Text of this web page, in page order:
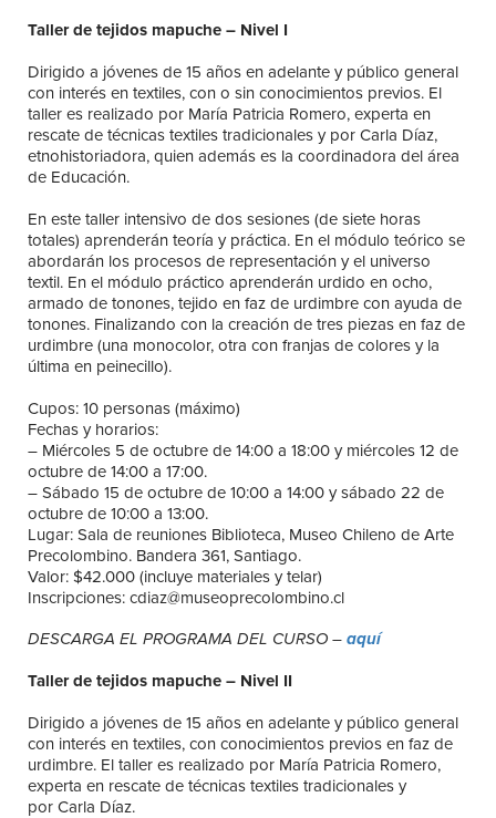
Taller de tejidos mapuche – Nivel I
Dirigido a jóvenes de 15 años en adelante y público general
con interés en textiles, con o sin conocimientos previos. El
taller es realizado por María Patricia Romero, experta en
rescate de técnicas textiles tradicionales y por Carla Díaz,
etnohistoriadora, quien además es la coordinadora del área
de Educación.
En este taller intensivo de dos sesiones (de siete horas
totales) aprenderán teoría y práctica. En el módulo teórico se
abordarán los procesos de representación y el universo
textil. En el módulo práctico aprenderán urdido en ocho,
armado de tonones, tejido en faz de urdimbre con ayuda de
tonones. Finalizando con la creación de tres piezas en faz de
urdimbre (una monocolor, otra con franjas de colores y la
última en peinecillo).
Cupos: 10 personas (máximo)
Fechas y horarios:
– Miércoles 5 de octubre de 14:00 a 18:00 y miércoles 12 de
octubre de 14:00 a 17:00.
– Sábado 15 de octubre de 10:00 a 14:00 y sábado 22 de
octubre de 10:00 a 13:00.
Lugar: Sala de reuniones Biblioteca, Museo Chileno de Arte
Precolombino. Bandera 361, Santiago.
Valor: $42.000 (incluye materiales y telar)
Inscripciones: cdiaz@museoprecolombino.cl
DESCARGA EL PROGRAMA DEL CURSO – aquí
Taller de tejidos mapuche – Nivel II
Dirigido a jóvenes de 15 años en adelante y público general
con interés en textiles, con conocimientos previos en faz de
urdimbre. El taller es realizado por María Patricia Romero,
experta en rescate de técnicas textiles tradicionales y
por Carla Díaz.